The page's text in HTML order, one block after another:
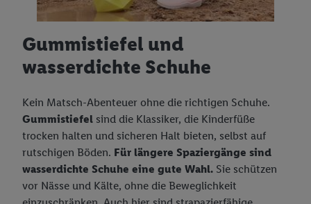
Gummistiefel und
wasserdichte Schuhe
Kein Matsch-Abenteuer ohne die richtigen Schuhe.
Gummistiefel sind die Klassiker, die Kinderfüße
trocken halten und sicheren Halt bieten, selbst auf
rutschigen Böden. Für längere Spaziergänge sind
wasserdichte Schuhe eine gute Wahl. Sie schützen
vor Nässe und Kälte, ohne die Beweglichkeit